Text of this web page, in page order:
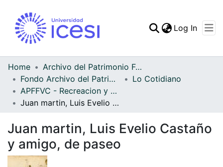
Statistics
Log In
Home
Archivo del Patrimonio Fotográfico y Fílmico del Valle del Cauca
Fondo Archivo del Patrimonio Fotográfico y Fílmico del Valle del Cauca
Lo Cotidiano
APFFVC - Recreacion y Paseo - Patrimonial
Juan martin, Luis Evelio Castaño y amigo, de paseo
Juan martin, Luis Evelio Castaño
y amigo, de paseo